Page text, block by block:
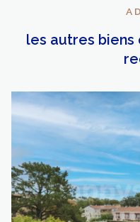
A
les autres